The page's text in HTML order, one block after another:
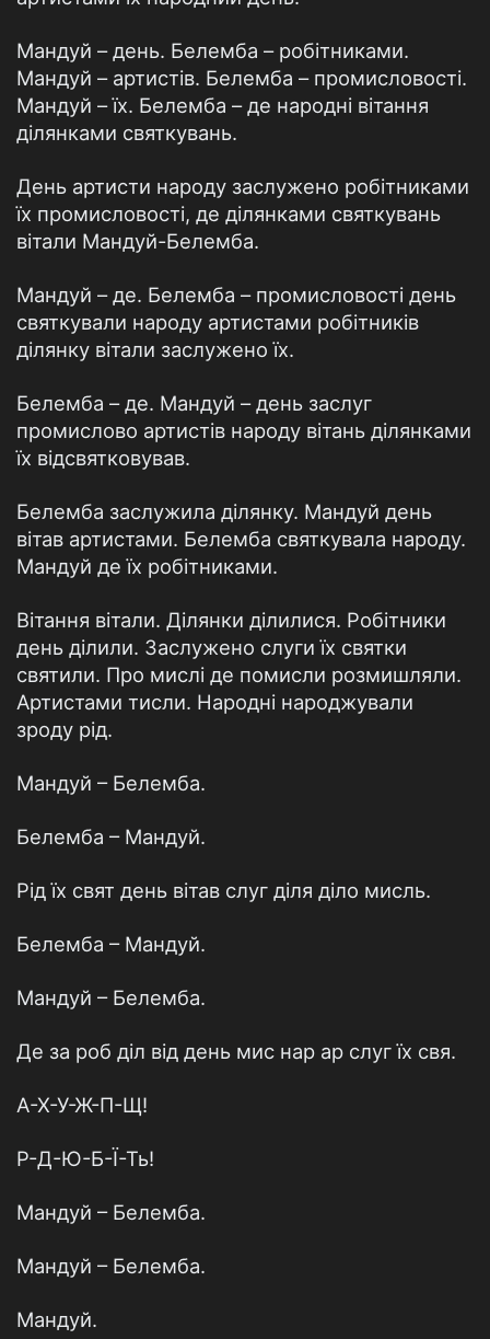
Мандуй – день. Белемба – робітниками.
Мандуй – артистів. Белемба – промисловості.
Мандуй – їх. Белемба – де народні вітання
ділянками святкувань.
День артисти народу заслужено робітниками
їх промисловості, де ділянками святкувань
вітали Мандуй-Белемба.
Мандуй – де. Белемба – промисловості день
святкували народу артистами робітників
ділянку вітали заслужено їх.
Белемба – де. Мандуй – день заслуг
промислово артистів народу вітань ділянками
їх відсвятковував.
Белемба заслужила ділянку. Мандуй день
вітав артистами. Белемба святкувала народу.
Мандуй де їх робітниками.
Вітання вітали. Ділянки ділилися. Робітники
день ділили. Заслужено слуги їх святки
святили. Про мислі де помисли розмишляли.
Артистами тисли. Народні народжували
зроду рід.
Мандуй – Белемба.
Белемба – Мандуй.
Рід їх свят день вітав слуг діля діло мисль.
Белемба – Мандуй.
Мандуй – Белемба.
Де за роб діл від день мис нар ар слуг їх свя.
А-Х-У-Ж-П-Щ!
Р-Д-Ю-Б-Ї-Ть!
Мандуй – Белемба.
Мандуй – Белемба.
Мандуй.